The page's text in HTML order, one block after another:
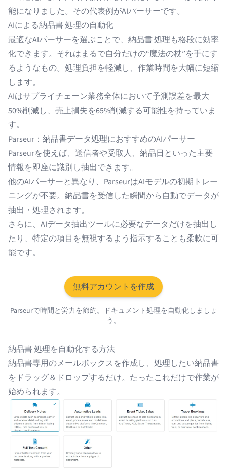
能になりました。その代表例がAIパーサーです。
AIによる納品書 処理の自動化
最適なAIパーサーを選ぶことで、納品書 処理も格段に効率
化できます。それはまるで自分だけの“魔法の杖”を手にす
るようなもの。処理負担を軽減し、作業時間を大幅に短縮
します。
AIはサプライチェーン業務全体において予測誤差を最大
50%削減し、売上損失を65%削減する可能性を持っていま
す。
Parseur：納品書データ処理におすすめのAIパーサー
Parseurを使えば、送信者や受取人、納品日といった主要
情報を即座に識別し抽出できます。
他のAIパーサーと異なり、ParseurはAIモデルの初期トレー
ニングが不要。納品書を受信した瞬間から自動でデータが
抽出・処理されます。
さらに、 AIデータ抽出ツールに必要なデータだけを抽出し
たり、特定の項目を無視するよう指示することも柔軟に可
能です。
無料アカウントを作成
Parseurで時間と労力を節約。ドキュメント処理を自動化しましょ
う。
納品書 処理を自動化する方法
納品書専用のメールボックスを作成し、処理したい納品書
をドラッグ＆ドロップするだけ。たったこれだけで作業が
始められます。